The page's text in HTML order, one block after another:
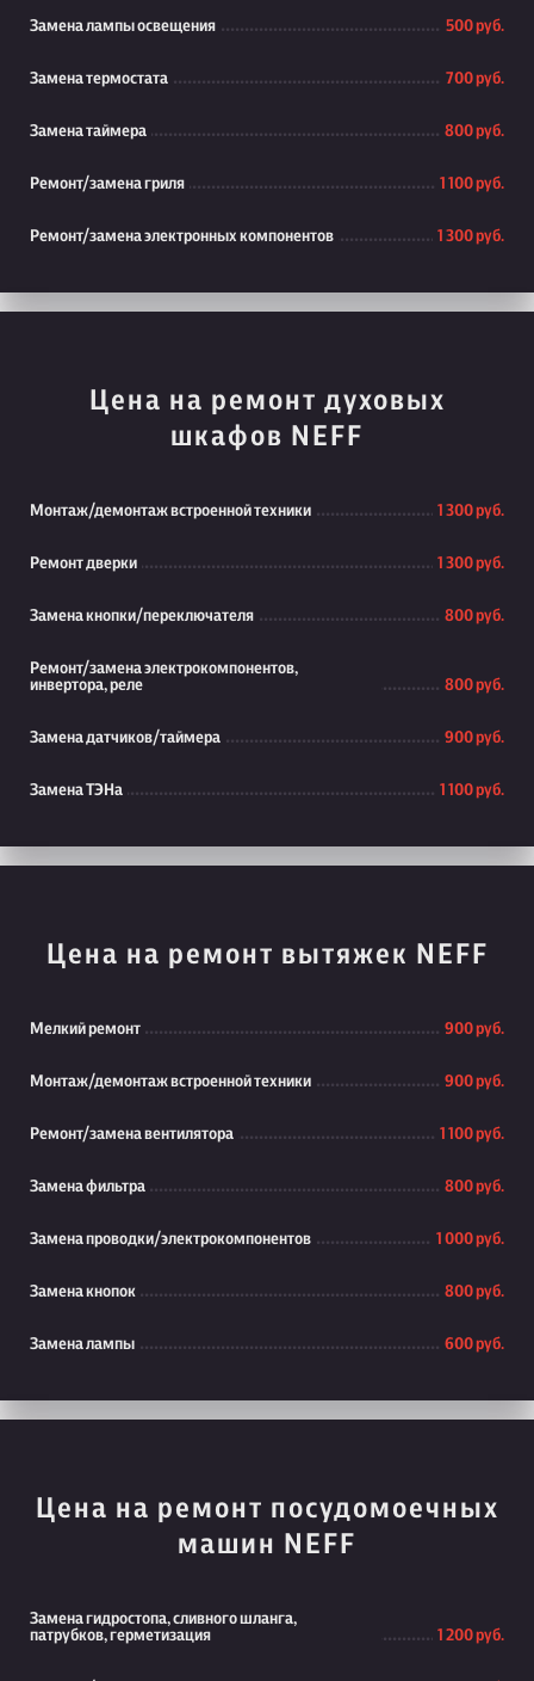
Замена лампы освещения 500 руб.
Замена термостата 700 руб.
Замена таймера 800 руб.
Ремонт/замена гриля 1 100 руб.
Ремонт/замена электронных компонентов 1 300 руб.
Цена на ремонт духовых
шкафов NEFF
Монтаж/демонтаж встроенной техники 1 300 руб.
Ремонт дверки 1 300 руб.
Замена кнопки/переключателя 800 руб.
Ремонт/замена электрокомпонентов,
инвертора, реле
800 руб.
Замена датчиков/таймера 900 руб.
Замена ТЭНа 1 100 руб.
Цена на ремонт вытяжек NEFF
Мелкий ремонт 900 руб.
Монтаж/демонтаж встроенной техники 900 руб.
Ремонт/замена вентилятора 1 100 руб.
Замена фильтра 800 руб.
Замена проводки/электрокомпонентов 1 000 руб.
Замена кнопок 800 руб.
Замена лампы 600 руб.
Цена на ремонт посудомоечных
машин NEFF
Замена гидростопа, сливного шланга,
патрубков, герметизация
1 200 руб.